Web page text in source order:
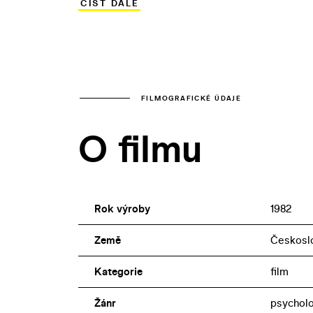
tragédie… Václav Matějka, který je
ČÍST DÁLE
FILMOGRAFICKÉ ÚDAJE
O filmu
Rok výroby 1982
Země
Kategorie film
Žánr